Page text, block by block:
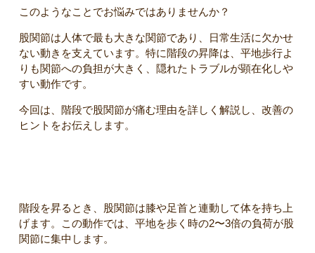
このようなことでお悩みではありませんか？
股関節は人体で最も大きな関節であり、日常生活に欠かせ
ない動きを支えています。特に階段の昇降は、平地歩行よ
りも関節への負担が大きく、隠れたトラブルが顕在化しや
すい動作です。
今回は、階段で股関節が痛む理由を詳しく解説し、改善の
ヒントをお伝えします。
階段を昇るとき、股関節は膝や足首と連動して体を持ち上
げます。この動作では、平地を歩く時の2〜3倍の負荷が股
関節に集中します。